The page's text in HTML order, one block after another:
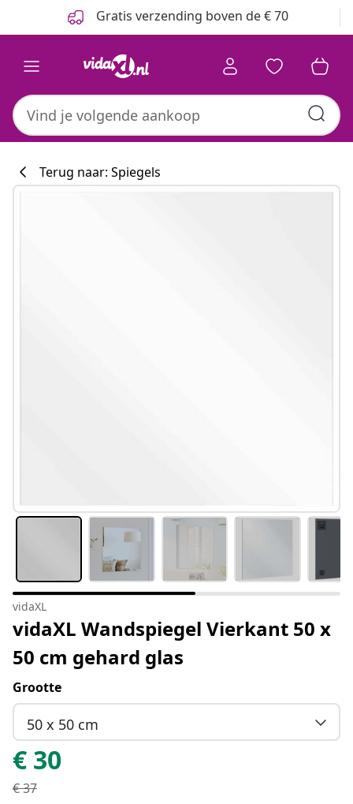
Gratis verzending boven de € 70
Terug naar: Spiegels
vidaXL
vidaXL Wandspiegel Vierkant 50 x
50 cm gehard glas
Grootte
50 x 50 cm
€ 30
€37